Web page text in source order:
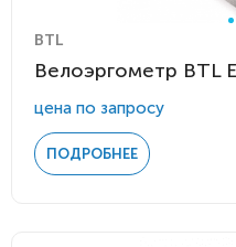
BTL
Велоэргометр BTL
цена по запросу
ПОДРОБНЕЕ